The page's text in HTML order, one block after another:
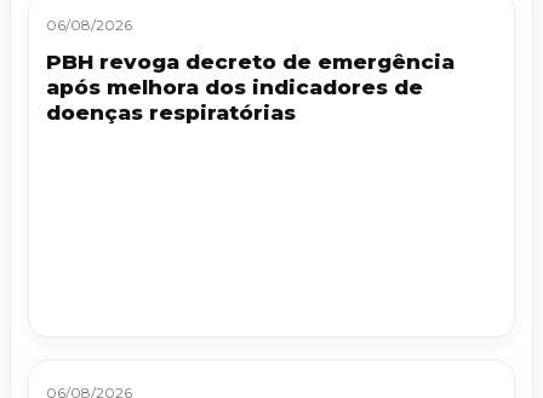
06/08/2026
PBH revoga decreto de emergência
após melhora dos indicadores de
doenças respiratórias
06/08/2026